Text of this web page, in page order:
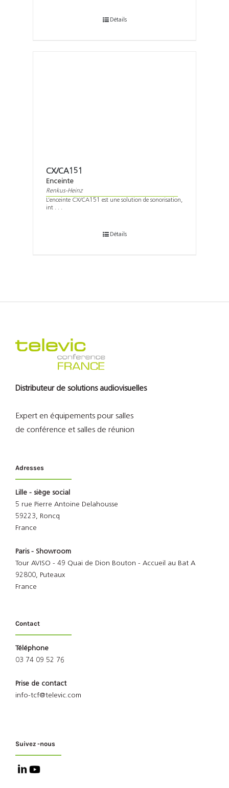
Détails
CX/CA151
Enceinte
Renkus-Heinz
L’enceinte CX/CA151 est une solution de sonorisation,
int . . .
Détails
Distributeur de solutions audiovisuelles
Expert en équipements pour salles
de conférence et salles de réunion
Adresses
Lille - siège social
5 rue Pierre Antoine Delahousse
59223, Roncq
France
Paris - Showroom
Tour AVISO - 49 Quai de Dion Bouton - Accueil au Bat A
92800, Puteaux
France
Contact
Téléphone
03 74 09 52 76
Prise de contact
info-tcf@televic.com
Suivez -nous